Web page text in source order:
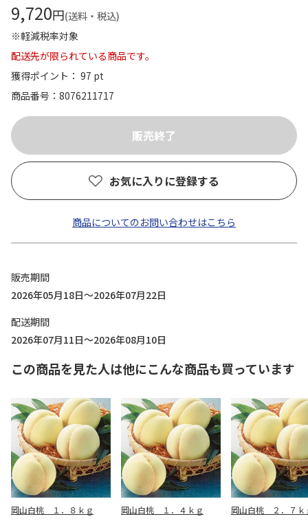
9,720円(送料・税込)
※軽減税率対象
配送先が限られている商品です。
獲得ポイント： 97 pt
商品番号
8076211717
お気に入りに登録する
商品についてのお問い合わせはこちら
販売期間
2026年05月18日～2026年07月22日
配送期間
2026年07月11日～2026年08月10日
この商品を見た人は他にこんな商品も買っています
岡山白桃 １．８ｋｇ 岡山白桃 １．４ｋｇ 岡山白桃 ２．７ｋ